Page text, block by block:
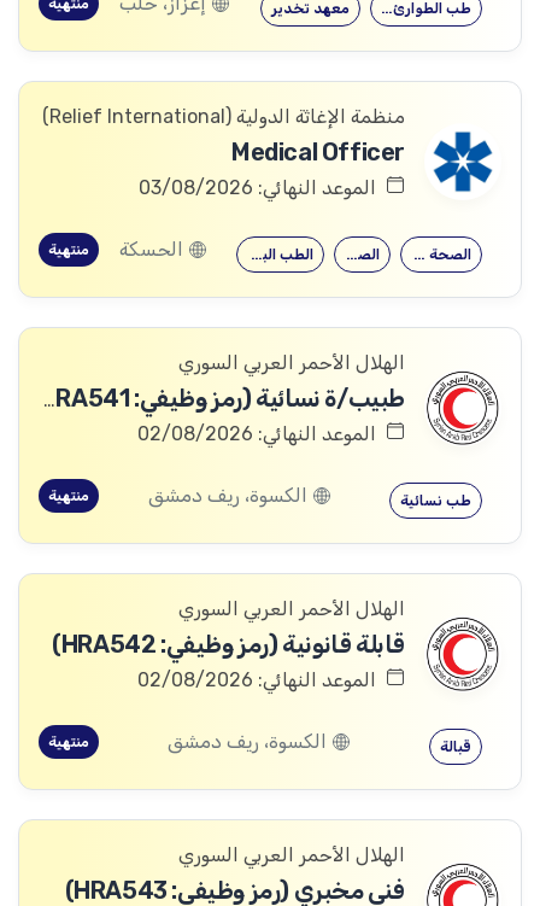
معهد تخدير طب الطوارئ… منتهية
منظمة الإغاثة الدولیة (Relief International)
Medical Officer
الموعد النهائي: 03/08/2026
الطب البشري… الصيدلة الصحة العامة الحسكة منتهية
الهلال الأحمر العربي السوري
طبيب/ة نسائية (رمز وظيفي: HRA541)
الموعد النهائي: 02/08/2026
طب نسائية الكسوة، ريف دمشق منتهية
الهلال الأحمر العربي السوري
قابلة قانونية (رمز وظيفي: HRA542)
الموعد النهائي: 02/08/2026
قبالة الكسوة، ريف دمشق منتهية
الهلال الأحمر العربي السوري
فني مخبري (رمز وظيفي: HRA543)